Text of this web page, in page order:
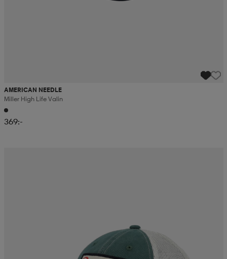
AMERICAN NEEDLE
Miller High Life Valin
369:-